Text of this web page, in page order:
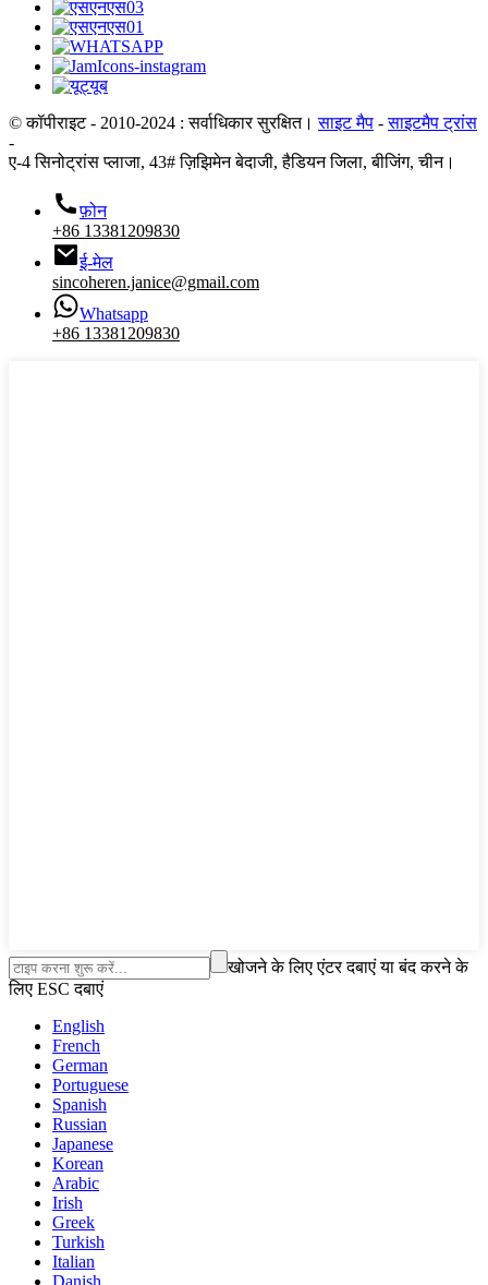
© कॉपीराइट - 2010-2024 : सर्वाधिकार सुरक्षित।साइट मैप -साइटमैप ट्रांस
-
ए-4 सिनोट्रांस प्लाजा, 43# ज़िझिमेन बेदाजी, हैडियन जिला, बीजिंग, चीन।
फ़ोन
+86 13381209830
ई-मेल
sincoheren.janice@gmail.com
Whatsapp
+86 13381209830
खोजने के लिए एंटर दबाएं या बंद करने के
लिए ESC दबाएं
English
French
German
Portuguese
Spanish
Russian
Japanese
Korean
Arabic
Irish
Greek
Turkish
Italian
Danish